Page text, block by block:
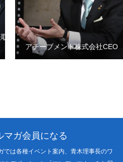
田駿河台2-1
締
アチーブメント株式会社CEO
マガ会員になる
では各種イベント案内、青木理事長のワ